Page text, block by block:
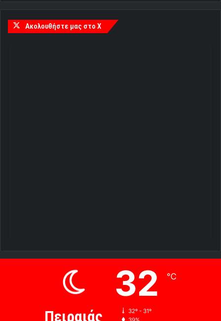
Ακολουθήστε μας στο X
Πειραιάς
32 ℃
32º - 31º